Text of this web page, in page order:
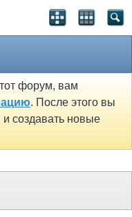
форум, вам
. После этого вы
создавать новые